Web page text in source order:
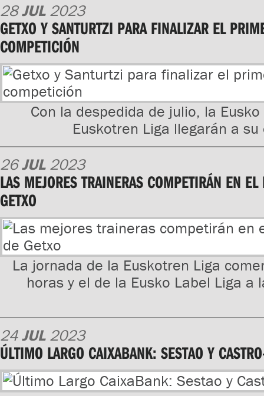
28JUL2023
GETXO Y SANTURTZI PARA FINALIZAR EL
COMPETICIÓN
Con la despedida de julio, la
Euskotren Liga llegarán a su
26JUL2023
LAS MEJORES TRAINERAS COMPETIRÁN EN
GETXO
La jornada de la Euskotren Liga
horas y el de la Eusko Label Liga a
24JUL2023
ÚLTIMO LARGO CAIXABANK: SESTAO Y